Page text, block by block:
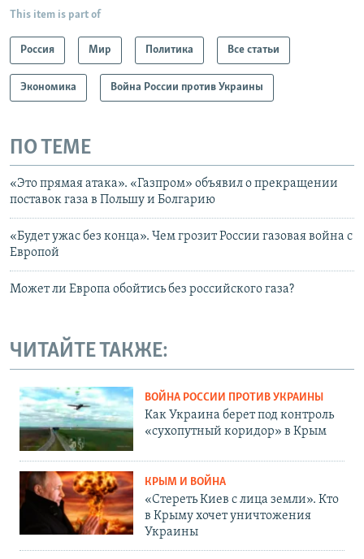
This item is part of
Россия Мир Политика Все статьи
Экономика Война России против Украины
ПО ТЕМЕ
«Это прямая атака». «Газпром» объявил о прекращении
поставок газа в Польшу и Болгарию
«Будет ужас без конца». Чем грозит России газовая война с
Европой
Может ли Европа обойтись без российского газа?
ЧИТАЙТЕ ТАКЖЕ:
ВОЙНА РОССИИ ПРОТИВ УКРАИНЫ
Как Украина берет под контроль
«сухопутный коридор» в Крым
КРЫМ И ВОЙНА
«Стереть Киев с лица земли». Кто
в Крыму хочет уничтожения
Украины